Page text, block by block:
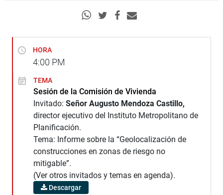
HORA
4:00 PM
TEMA
Sesión de la Comisión de Vivienda
Invitado: Señor Augusto Mendoza Castillo,
director ejecutivo del Instituto Metropolitano de
Planificación.
Tema: Informe sobre la “Geolocalización de
construcciones en zonas de riesgo no
mitigable”.
(Ver otros invitados y temas en agenda).
Descargar